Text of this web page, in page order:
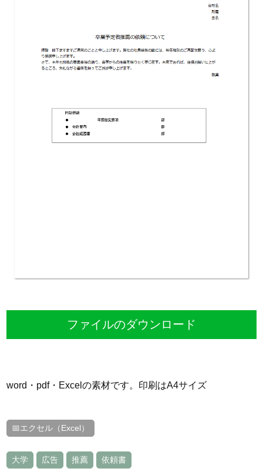
ファイルのダウンロード
word・pdf・Excelの素材です。印刷はA4サイズ
📅エクセル（Excel）
大学 広告 推薦 依頼書